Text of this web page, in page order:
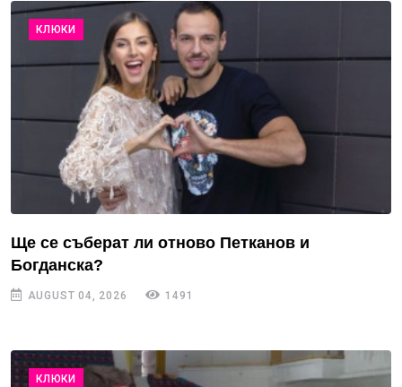
КЛЮКИ
Ще се съберат ли отново Петканов и
Богданска?
AUGUST 04, 2026 1491
КЛЮКИ